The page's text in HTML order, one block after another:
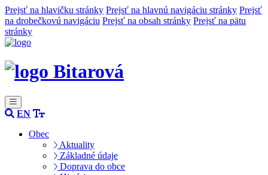
Prejsť na hlavičku stránky Prejsť na hlavnú navigáciu stránky Prejsť
na drobečkovú navigáciu Prejsť na obsah stránky Prejsť na pätu
stránky
Bitarová
EN
Obec
Aktuality
Základné údaje
Doprava do obce